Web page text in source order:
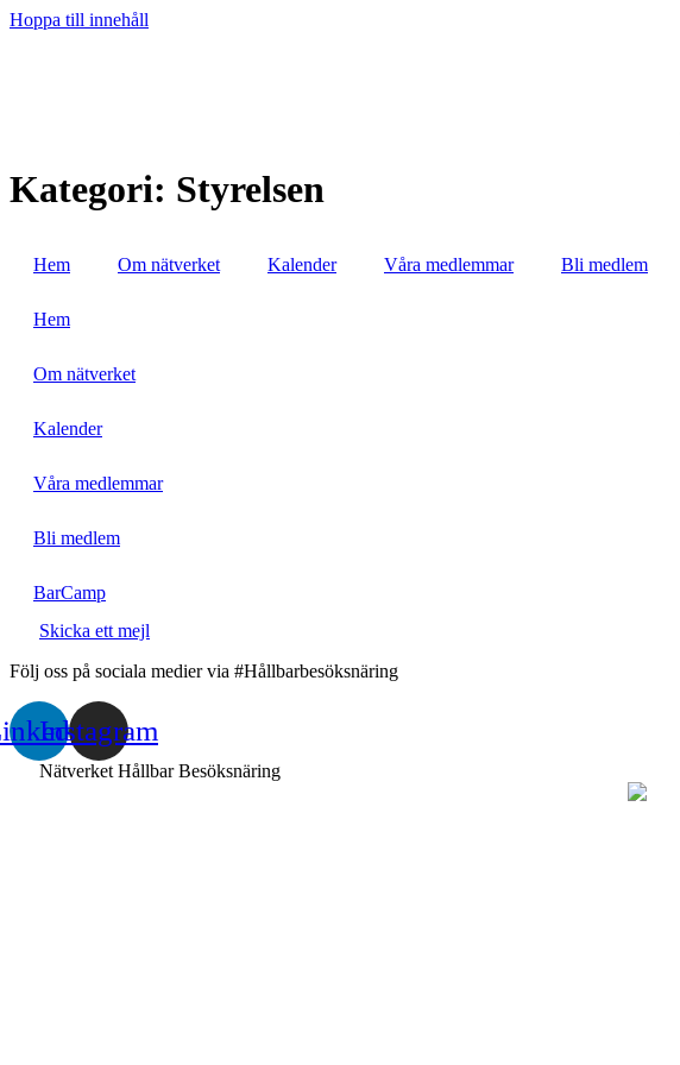
Hoppa till innehåll
Kategori: Styrelsen
Hem Om nätverket Kalender Våra medlemmar Bli medlem
Hem
Om nätverket
Kalender
Våra medlemmar
Bli medlem
BarCamp
Skicka ett mejl
Följ oss på sociala medier via #Hållbarbesöksnäring
Instagram
Nätverket Hållbar Besöksnäring